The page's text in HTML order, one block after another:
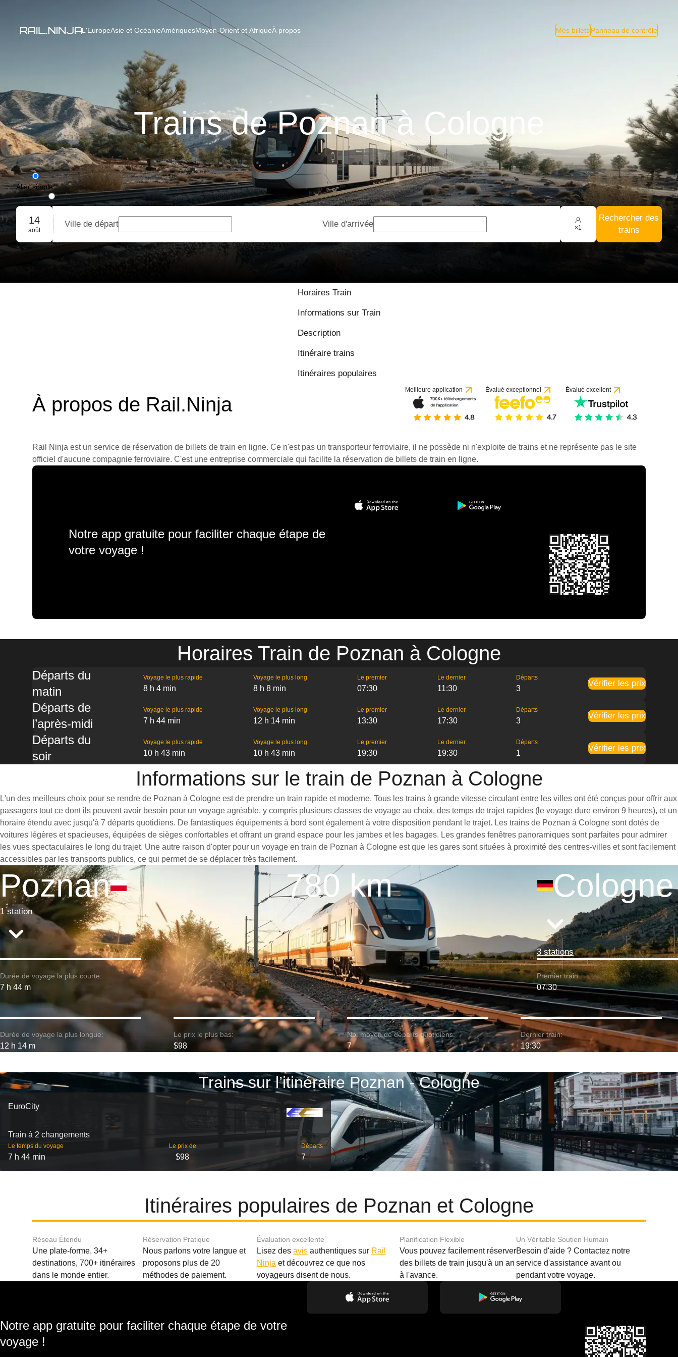
L'EuropeAsie et OcéanieAmériquesMoyen-Orient et AfriqueÀ propos Mes billetsPanneau de contrôle
Trains de Poznan à Cologne
Aller simple
Aller-retour
Réservation de groupe
14
août
Ville de départ Ville d'arrivée ×1
Rechercher des
trains
Horaires Train
Informations sur Train
Description
Itinéraire trains
Itinéraires populaires
À propos de Rail.Ninja
Meilleure application Évalué exceptionnel Évalué excellent
Rail Ninja est un service de réservation de billets de train en ligne. Ce n'est pas un transporteur ferroviaire, il ne possède ni n'exploite de trains et ne représente pas le site
officiel d'aucune compagnie ferroviaire. C'est une entreprise commerciale qui facilite la réservation de billets de train en ligne.
Notre app gratuite pour faciliter chaque étape de
votre voyage !
Horaires Train de Poznan à Cologne
Départs du
matin
Voyage le plus rapide
8 h 4 min
Voyage le plus long
8 h 8 min
Le premier
07:30
Le dernier
11:30
Départs
3
Vérifier les prix
Départs de
l’après-midi
Voyage le plus rapide
7 h 44 min
Voyage le plus long
12 h 14 min
Le premier
13:30
Le dernier
17:30
Départs
3
Vérifier les prix
Départs du
soir
Voyage le plus rapide
10 h 43 min
Voyage le plus long
10 h 43 min
Le premier
19:30
Le dernier
19:30
Départs
1
Vérifier les prix
Informations sur le train de Poznan à Cologne
L'un des meilleurs choix pour se rendre de Poznan à Cologne est de prendre un train rapide et moderne. Tous les trains à grande vitesse circulant entre les villes ont été conçus pour offrir aux
passagers tout ce dont ils peuvent avoir besoin pour un voyage agréable, y compris plusieurs classes de voyage au choix, des temps de trajet rapides (le voyage dure environ 9 heures), et un
horaire étendu avec jusqu'à 7 départs quotidiens. De fantastiques équipements à bord sont également à votre disposition pendant le trajet. Les trains de Poznan à Cologne sont dotés de
voitures légères et spacieuses, équipées de sièges confortables et offrant un grand espace pour les jambes et les bagages. Les grandes fenêtres panoramiques sont parfaites pour admirer
les vues spectaculaires le long du trajet. Une autre raison d'opter pour un voyage en train de Poznan à Cologne est que les gares sont situées à proximité des centres-villes et sont facilement
accessibles par les transports publics, ce qui permet de se déplacer très facilement.
Poznan
1 station
780 km Cologne
3 stations
Durée de voyage la plus courte:
7 h 44 m
Premier train:
07:30
Durée de voyage la plus longue:
12 h 14 m
Le prix le plus bas:
$98
Nb. moyen de départs quotidiens:
7
Dernier train:
19:30
Trains sur l’itinéraire Poznan - Cologne
EuroCity
Train à 2 changements
Le temps du voyage
7 h 44 min
Le prix de
$98
Départs
7
Itinéraires populaires de Poznan et Cologne
Réseau Étendu
Une plate-forme, 34+
destinations, 700+ itinéraires
dans le monde entier.
Réservation Pratique
Nous parlons votre langue et
proposons plus de 20
méthodes de paiement.
Évaluation excellente
Lisez des avisauthentiques sur Rail
Ninja et découvrez ce que nos
voyageurs disent de nous.
Planification Flexible
Vous pouvez facilement réserver
des billets de train jusqu'à un an
à l'avance.
Un Véritable Soutien Humain
Besoin d'aide ? Contactez notre
service d'assistance avant ou
pendant votre voyage.
Notre app gratuite pour faciliter chaque étape de votre
voyage !